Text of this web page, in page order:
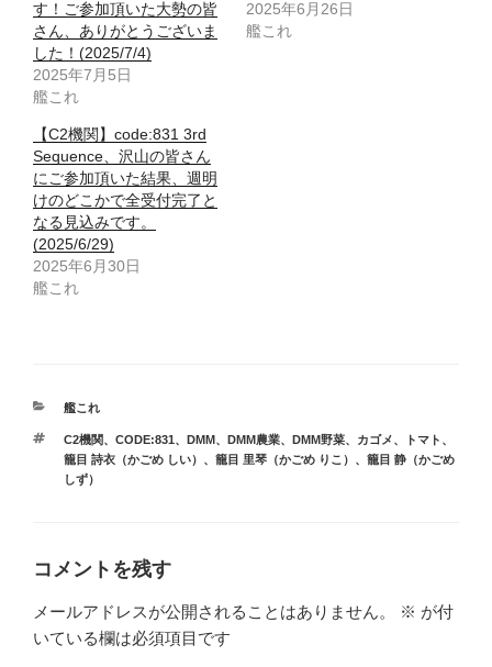
す！ご参加頂いた大勢の皆
さん、ありがとうございま
した！(2025/7/4)
2025年7月5日
艦これ
2025年6月26日
艦これ
【C2機関】code:831 3rd
Sequence、沢山の皆さん
にご参加頂いた結果、週明
けのどこかで全受付完了と
なる見込みです。
(2025/6/29)
2025年6月30日
艦これ
カ
ゴ
リ
ー
艦これ
タ
グ
C2機関、 CODE:831、 DMM 、 DMM農業、 DMM野菜、 カゴメ、 トマト 、
籠目 詩衣（かごめ しい） 、 籠目 里琴（かごめ りこ） 、 籠目 静（かごめ
しず）
コメントを残す
メールアドレスが公開されることはありません。 ※ が付
いている欄は必須項目です